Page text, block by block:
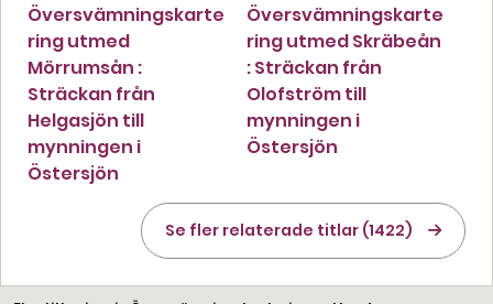
Översvämningskarte
ring utmed
Mörrumsån :
Sträckan från
Helgasjön till
mynningen i
Östersjön
Översvämningskarte
ring utmed Skräbeån
: Sträckan från
Olofström till
mynningen i
Östersjön
Se fler relaterade titlar (1422)